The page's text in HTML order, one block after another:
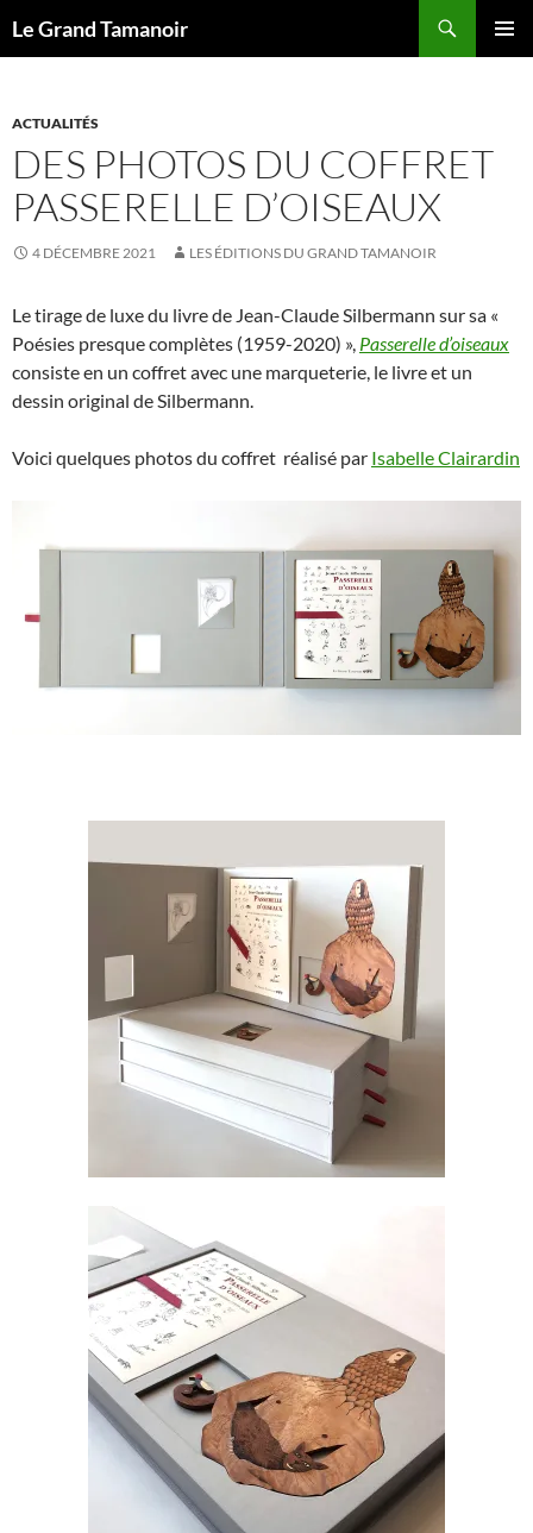
Le Grand Tamanoir
ACTUALITÉS
DES PHOTOS DU COFFRET
PASSERELLE D’OISEAUX
4 DÉCEMBRE 2021 LES ÉDITIONS DU GRAND TAMANOIR
Le tirage de luxe du livre de Jean-Claude Silbermann sur sa «
Poésies presque complètes (1959-2020) », Passerelle d’oiseaux
consiste en un coffret avec une marqueterie, le livre et un
dessin original de Silbermann.
Voici quelques photos du coffret réalisé par Isabelle Clairardin